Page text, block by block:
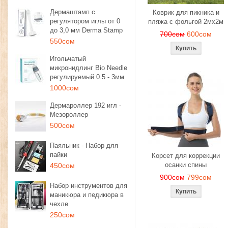
Дермаштамп с
регулятором иглы от 0
до 3,0 мм Derma Stamp
550сом
Игольчатый
микронидлинг Bio Needle
регулируемый 0.5 - 3мм
1000сом
Дермароллер 192 игл -
Мезороллер
500сом
Паяльник - Набор для
пайки
450сом
Набор инструментов для
маникюра и педикюра в
чехле
250сом
Коврик для пикника и
пляжа с фольгой 2мх2м
700сом 600сом
Корсет для коррекции
осанки спины
900сом 799сом